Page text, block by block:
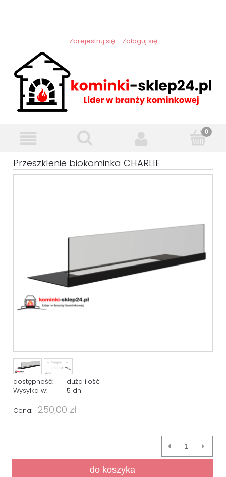
Zarejestruj się Zaloguj się
Przeszklenie biokominka CHARLIE
dostępność:
duża ilość
Wysyłka w:
5 dni
Cena: 250,00 zł
do koszyka